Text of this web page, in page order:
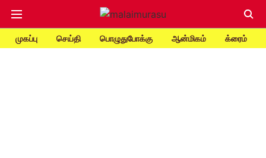
முகப்பு செய்தி பொழுதுபோக்கு ஆன்மிகம் க்ரைம்